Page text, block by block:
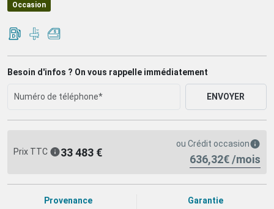
Occasion
Besoin d'infos ? On vous rappelle immédiatement
ENVOYER
Prix TTC 33 483 €
ou Crédit occasion
636,32€ /mois
Provenance
Garantie